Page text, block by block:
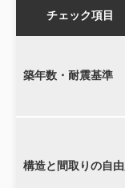
チェック項目
築年数・耐震基準
構造と間取りの自